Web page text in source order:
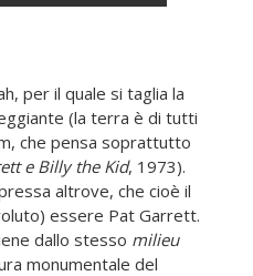
per il quale si taglia la
(la terra è di tutti
che pensa soprattutto
e Billy the Kid, 1973).
altrove, che cioè il
essere Pat Garrett.
dallo stesso milieu
monumentale del